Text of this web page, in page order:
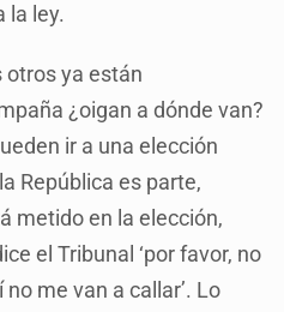
la ley.
otros ya están
¿oigan a dónde van?
ir a una elección
República es parte,
metido en la elección,
el Tribunal ‘por favor, no
no me van a callar’. Lo